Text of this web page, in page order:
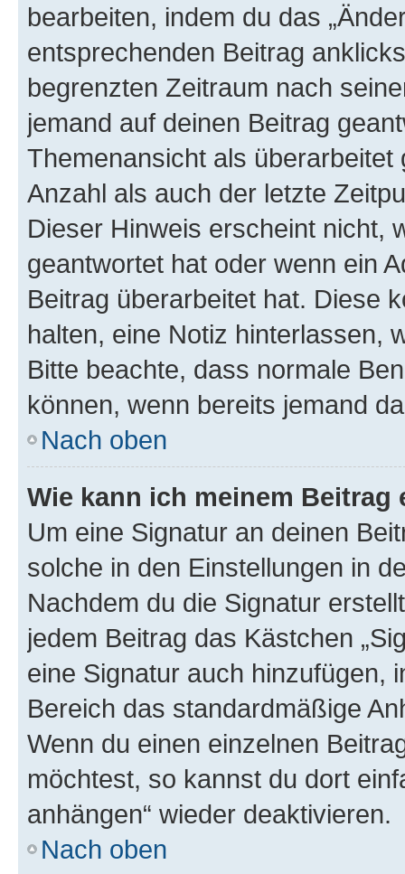
bearbeiten, indem du das
entsprechenden Beitrag
begrenzten Zeitraum nach
jemand auf deinen Beitrag
Themenansicht als
Anzahl als auch der letzte
Dieser Hinweis erscheint nicht,
geantwortet hat oder wenn ein
Beitrag überarbeitet hat. Diese
halten, eine Notiz hinterlassen,
Bitte beachte, dass normale
können, wenn bereits jemand
Nach oben
Wie kann ich meinem
Um eine Signatur an deinen
solche in den Einstellungen in
Nachdem du die Signatur
jedem Beitrag das Kästchen
eine Signatur auch hinzufügen,
Bereich das standardmäßige
Wenn du einen einzelnen
möchtest, so kannst du dort
anhängen“ wieder deaktivieren.
Nach oben